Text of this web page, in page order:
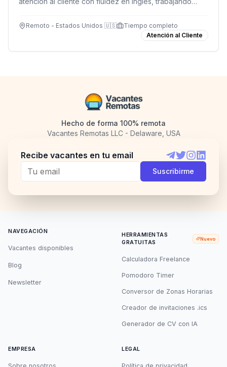
Remoto - Estados Unidos 🇺🇸
Tiempo completo
Atención al Cliente
Hecho de forma 100% remota
Vacantes Remotas LLC - Delaware, USA
Recibe vacantes en tu email
Telegram
TwitterInstagram
Suscribirme
NAVEGACIÓN
Vacantes disponibles
Blog
Newsletter
HERRAMIENTAS
GRATUITAS
Nuevo
Calculadora Freelance
Pomodoro Timer
Conversor de Zonas Horarias
Creador de invitaciones .ics
Generador de CV con IA
EMPRESA LEGAL